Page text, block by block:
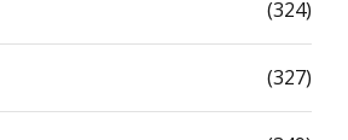
(324)
(327)